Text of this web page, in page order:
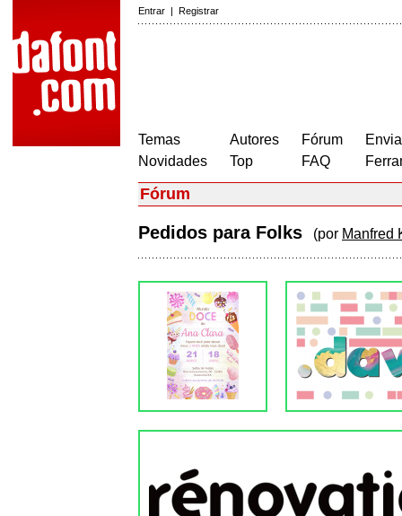
Entrar | Registrar
Temas
Novidades
Autores
Top
Fórum
FAQ
Fórum
Pedidos para Folks (por Manfred